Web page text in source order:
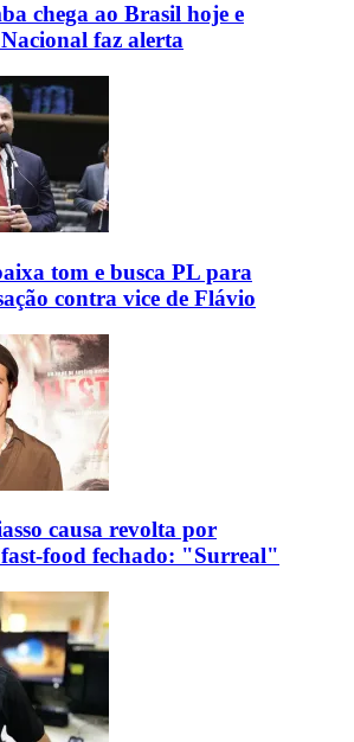
chega ao Brasil hoje e
faz alerta
tom e busca PL para
contra vice de Flávio
causa revolta por
food fechado: "Surreal"